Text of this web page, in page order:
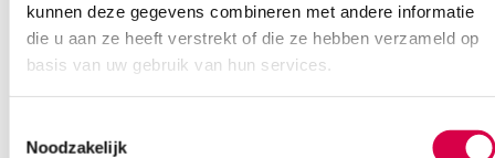
kunnen deze gegevens combineren met andere informatie
die u aan ze heeft verstrekt of die ze hebben verzameld op
basis van uw gebruik van hun services.
Noodzakelijk
steriel per stuk verpakt
in doos van 10 stuks
Extra informatie
Aantal